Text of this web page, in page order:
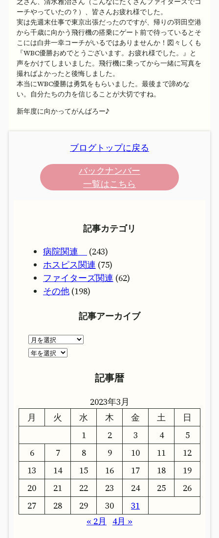
ーチやっていたの？）、皆さんお疲れ様でした。
実は先週末仕事で東京出張だったのですが、帰りの羽田空港
から千歳に向かう飛行機の搭乗にゲート前で待っているとそ
こには白井一幸コーチがいるではありませんか！図々しくも
『WBC優勝おめでとうございます。お疲れ様でした。』と
声をかけてしまいました。飛行機に乗ってから一緒に写真を
撮ればよかったと後悔しました。
本当にWBC優勝は勇気をもらいました。最後まで諦めな
い。自分たちの力を信じることが大切ですね。
新年度に向かってがんばろー♪
ブログトップに戻る
バックナンバー
一覧はこちら
記事カテゴリ
病院関連
(243)
ホスピス関連 (75)
ファイターズ関連 (62)
その他 (198)
記事アーカイブ
ア
ー
ア
記事暦
2023年3月
月
火 水 木 金 土
日
1
2 3 4
5
6
7 8 9 10 11
12
13
14 15 16 17 18
19
20
21 22 23 24 25
26
27
28 29 30
31
« 2月
4月 »